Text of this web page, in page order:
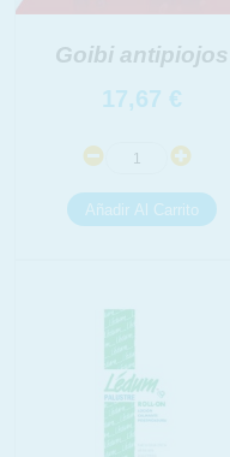
Goibi antipiojos
17,67 €
Legitimación:
Destinatarios: